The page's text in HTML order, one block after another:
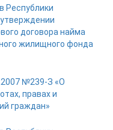
Республики
договора найма
жилищного фонда
№239-З «О
правах и
граждан»